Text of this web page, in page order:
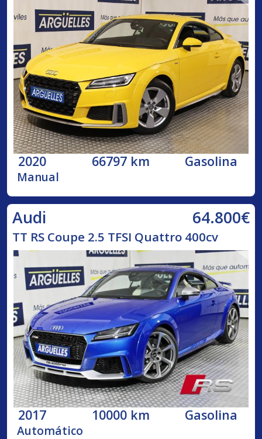
2020 66797 km Gasolina
Manual
Audi 64.800€
TT RS Coupe 2.5 TFSI Quattro 400cv
2017 10000 km Gasolina
Automático